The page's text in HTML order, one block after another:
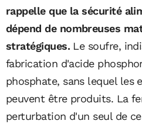
rappelle que la sécurité
dépend de nombreuses
stratégiques.Le soufre,
fabrication d'acide
phosphate, sans lequel les
peuvent être produits. La
perturbation d'un seul de